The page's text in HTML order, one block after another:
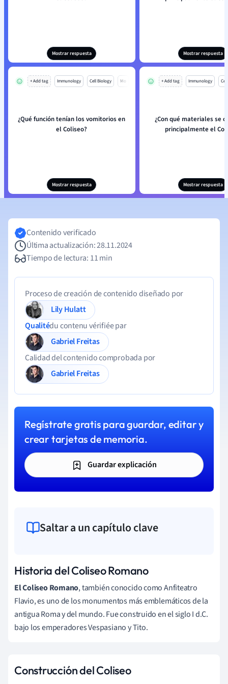
Mostrar respuesta Mostrar respuesta
+ Add tag Immunology Cell Biology Mo
¿Qué función tenían los vomitorios en
el Coliseo?
Mostrar respuesta
+ Add tag Immunology
¿Con qué materiales se
principalmente el
Mostrar respuesta
Contenido verificado
Última actualización: 28.11.2024
Tiempo de lectura: 11 min
Proceso de creación de contenido diseñado por
Lily Hulatt
Qualitédu contenu vérifiée par
Gabriel Freitas
Calidad del contenido comprobada por
Gabriel Freitas
Regístrate gratis para guardar, editar y
crear tarjetas de memoria.
Guardar explicación
Saltar a un capítulo clave
Historia del Coliseo Romano
El Coliseo Romano, también conocido como Anfiteatro
Flavio, es uno de los monumentos más emblemáticos de la
antigua Roma y del mundo. Fue construido en el siglo I d.C.
bajo los emperadores Vespasiano y Tito.
Construcción del Coliseo